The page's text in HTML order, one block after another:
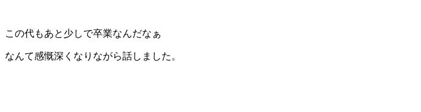
この代もあと少しで卒業なんだなぁ
なんて感慨深くなりながら話しました。